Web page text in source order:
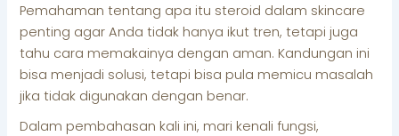
Pemahaman tentang apa itu steroid dalam skincare
penting agar Anda tidak hanya ikut tren, tetapi juga
tahu cara memakainya dengan aman. Kandungan ini
bisa menjadi solusi, tetapi bisa pula memicu masalah
jika tidak digunakan dengan benar.
Dalam pembahasan kali ini, mari kenali fungsi,